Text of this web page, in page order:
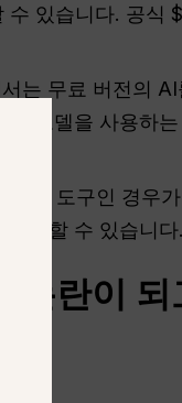
있습니다. 공식
는 무료 버전의 AI
” 모델을 사용하
제” 도구인 경우
족할 수 있습니다.
논란이 되